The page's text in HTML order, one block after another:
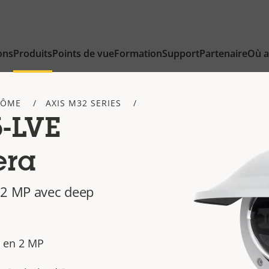
ProduitsPoints de vueFormationSupportPartenaireOù
AXIS M32 SERIES
LVE
MP avec deep
2 MP